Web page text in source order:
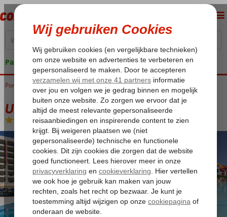
Pakketgarantie
Home
Portugal Algarve Armacao de Pera Ukino Palmeiras Family Village
Ukino Palmeiras Family Village
All Inclusive- Hotel